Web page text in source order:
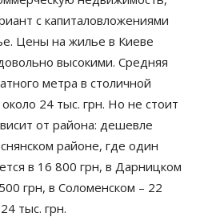
с капиталовложениями
Цены на жилье в Киеве
высокими. Средняя
метра в столичной
24 тыс. грн. Но не стоит
от района: дешевле
районе, где один
в 16 800 грн, в Дарницком
грн, в Соломенском – 22
тыс. грн.